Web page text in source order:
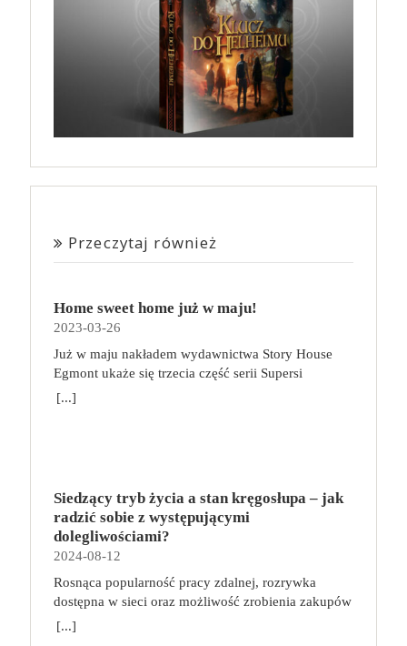
Przeczytaj również
Home sweet home już w maju!
2023-03-26
Już w maju nakładem wydawnictwa Story House
Egmont ukaże się trzecia część serii Supersi
scenarzysty Frederic Maupome. Ten tom nosi tytuł
przed odkryciem, kim są. W tej serii autorzy
podejmują takie tematy, jak poszukiwanie
tożsamości, rodziny, samotności i odmienności pod
przykrywką opowieści o superbohaterach. W
trzecim tomie rodzeństwo znalazło się w policyjnym
potrzasku. Dzieci są ścigane, dlatego będą musiały
opuścić swój dom i znaleźć nowe schronienie…
[...]
Siedzący tryb życia a stan kręgosłupa – jak
radzić sobie z występującymi
dolegliwościami?
2024-08-12
Rosnąca popularność pracy zdalnej, rozrywka
dostępna w sieci oraz możliwość zrobienia zakupów
online sprawiają, że zmniejsza się nasza aktywność
[...]